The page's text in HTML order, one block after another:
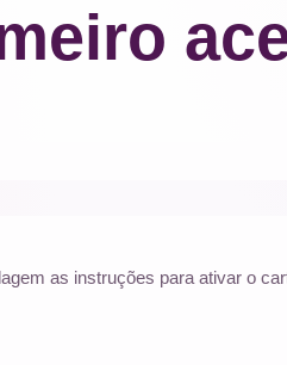
as instruções para ativar o